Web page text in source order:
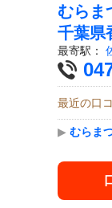
むらま
千葉県
最寄駅：
最近の口
▶ むらま